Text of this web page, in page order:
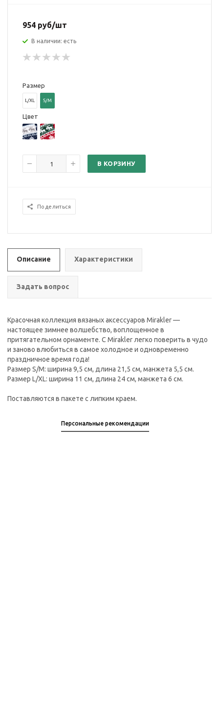
954 руб/шт
В наличии: есть
Размер
L/XL S/M
Цвет
В КОРЗИНУ
Поделиться
Описание Характеристики
Задать вопрос
Красочная коллекция вязаных аксессуаров Mirakler —
настоящее зимнее волшебство, воплощенное в
притягательном орнаменте. С Mirakler легко поверить в чудо
и заново влюбиться в самое холодное и одновременно
праздничное время года!
Размер S/M: ширина 9,5 см, длина 21,5 см, манжета 5,5 см.
Pазмер L/XL: ширина 11 см, длина 24 см, манжета 6 см.
Поставляются в пакете с липким краем.
Персональные рекомендации